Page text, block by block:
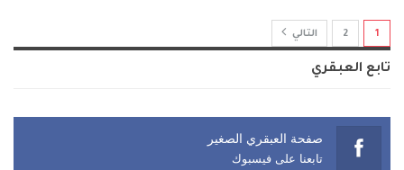
1
2 التالي
تابع العبقري
صفحة العبقري الصغير
تابعنا على فيسبوك